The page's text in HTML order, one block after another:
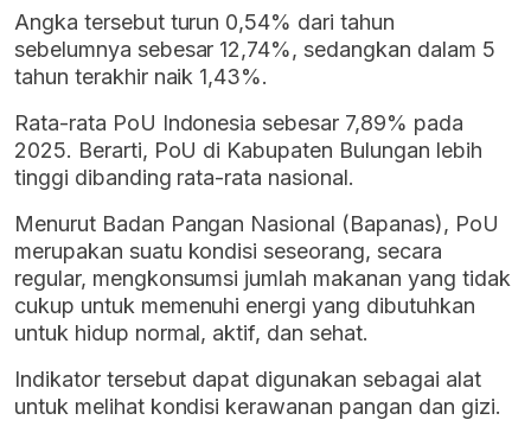
Angka tersebut turun 0,54% dari tahun
sebelumnya sebesar 12,74%, sedangkan dalam 5
tahun terakhir naik 1,43%.
Rata-rata PoU Indonesia sebesar 7,89% pada
2025. Berarti, PoU di Kabupaten Bulungan lebih
tinggi dibanding rata-rata nasional.
Menurut Badan Pangan Nasional (Bapanas), PoU
merupakan suatu kondisi seseorang, secara
regular, mengkonsumsi jumlah makanan yang tidak
cukup untuk memenuhi energi yang dibutuhkan
untuk hidup normal, aktif, dan sehat.
Indikator tersebut dapat digunakan sebagai alat
untuk melihat kondisi kerawanan pangan dan gizi.